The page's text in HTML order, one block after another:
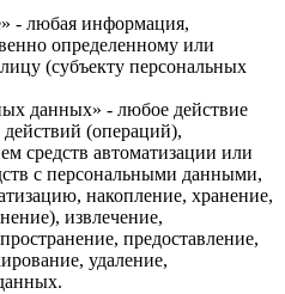
- любая информация,
определенному или
(субъекту персональных
данных» - любое действие
(операций),
средств автоматизации или
с персональными данными,
накопление, хранение,
извлечение,
предоставление,
удаление,